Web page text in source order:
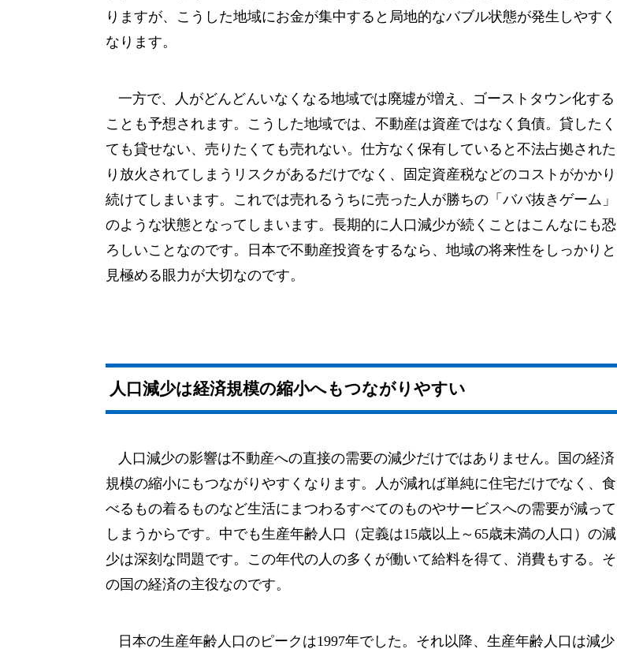
りますが、こうした地域にお金が集中すると局地的なバブル状態が発生しやすく
なります。
一方で、人がどんどんいなくなる地域では廃墟が増え、ゴーストタウン化する
ことも予想されます。こうした地域では、不動産は資産ではなく負債。貸したく
ても貸せない、売りたくても売れない。仕方なく保有していると不法占拠された
り放火されてしまうリスクがあるだけでなく、固定資産税などのコストがかかり
続けてしまいます。これでは売れるうちに売った人が勝ちの「ババ抜きゲーム」
のような状態となってしまいます。長期的に人口減少が続くことはこんなにも恐
ろしいことなのです。日本で不動産投資をするなら、地域の将来性をしっかりと
見極める眼力が大切なのです。
人口減少は経済規模の縮小へもつながりやすい
人口減少の影響は不動産への直接の需要の減少だけではありません。国の経済
規模の縮小にもつながりやすくなります。人が減れば単純に住宅だけでなく、食
べるもの着るものなど生活にまつわるすべてのものやサービスへの需要が減って
しまうからです。中でも生産年齢人口（定義は15歳以上～65歳未満の人口）の減
少は深刻な問題です。この年代の人の多くが働いて給料を得て、消費もする。そ
の国の経済の主役なのです。
日本の生産年齢人口のピークは1997年でした。それ以降、生産年齢人口は減少